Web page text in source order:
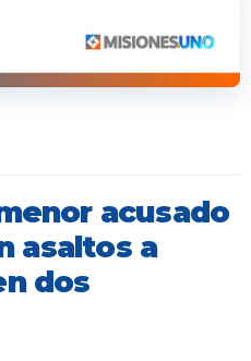
acusado
asaltos a
dos